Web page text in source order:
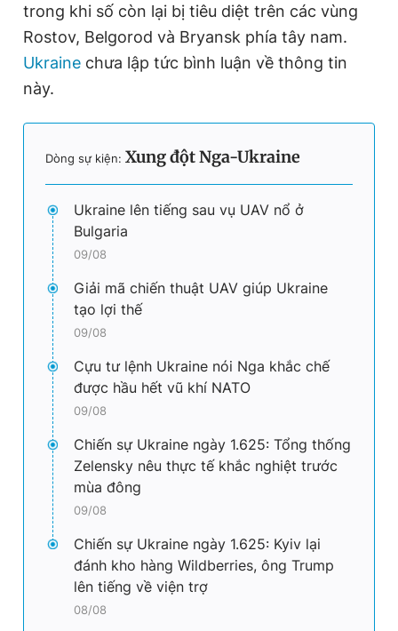
trong khi số còn lại bị tiêu diệt trên các vùng
Rostov, Belgorod và Bryansk phía tây nam.
Ukraine chưa lập tức bình luận về thông tin
này.
Dòng sự kiện: Xung đột Nga-Ukraine
Ukraine lên tiếng sau vụ UAV nổ ở
Bulgaria
09/08
Giải mã chiến thuật UAV giúp Ukraine
tạo lợi thế
09/08
Cựu tư lệnh Ukraine nói Nga khắc chế
được hầu hết vũ khí NATO
09/08
Chiến sự Ukraine ngày 1.625: Tổng thống
Zelensky nêu thực tế khắc nghiệt trước
mùa đông
09/08
Chiến sự Ukraine ngày 1.625: Kyiv lại
đánh kho hàng Wildberries, ông Trump
lên tiếng về viện trợ
08/08